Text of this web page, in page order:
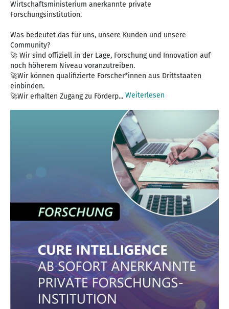
Wirtschaftsministerium anerkannte private
Forschungsinstitution.
Was bedeutet das für uns, unsere Kunden und unsere
Community?
🚀 Wir sind offiziell in der Lage, Forschung und Innovation auf
noch höherem Niveau voranzutreiben.
🚀Wir können qualifizierte Forscher*innen aus Drittstaaten
einbinden.
🚀Wir erhalten Zugang zu Förderp... Weiterlesen